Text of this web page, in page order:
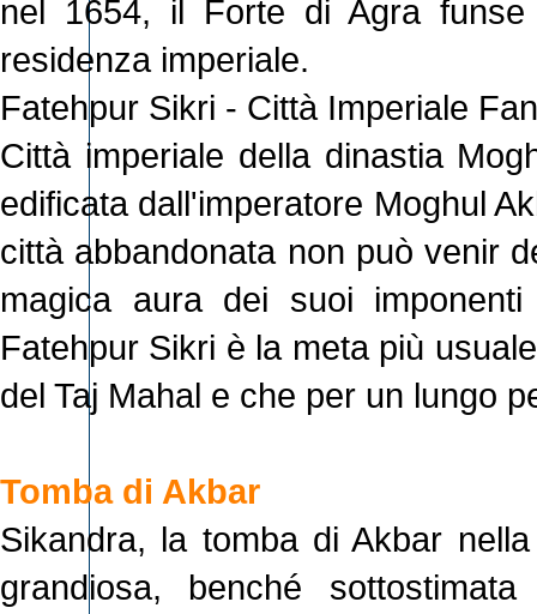
nel 1654, il Forte di Agra
residenza imperiale.
Fatehpur Sikri - Città Imperiale
Città imperiale della dinastia
edificata dall'imperatore Moghul
città abbandonata non può venir
magica aura dei suoi
Fatehpur Sikri è la meta più
del Taj Mahal e che per un lungo
Tomba di Akbar
Sikandra, la tomba di Akbar
grandiosa, benché